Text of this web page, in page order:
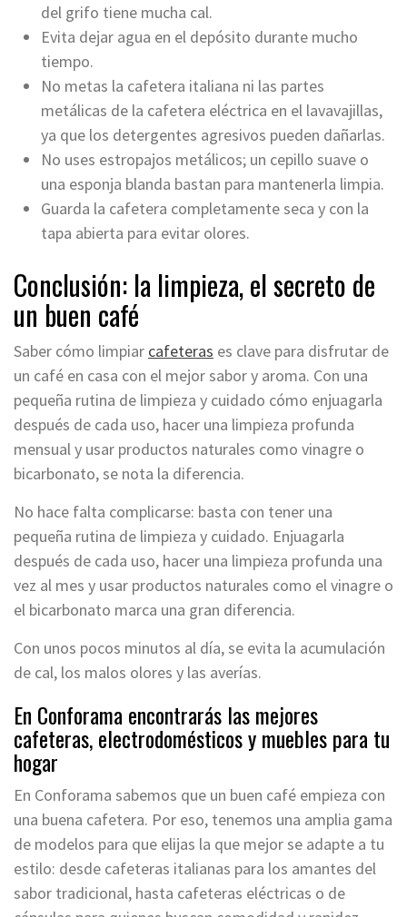
del grifo tiene mucha cal.
Evita dejar agua en el depósito durante mucho
tiempo.
No metas la cafetera italiana ni las partes
metálicas de la cafetera eléctrica en el lavavajillas,
ya que los detergentes agresivos pueden dañarlas.
No uses estropajos metálicos; un cepillo suave o
una esponja blanda bastan para mantenerla limpia.
Guarda la cafetera completamente seca y con la
tapa abierta para evitar olores.
Conclusión: la limpieza, el secreto de
un buen café
Saber cómo limpiar cafeteras es clave para disfrutar de
un café en casa con el mejor sabor y aroma. Con una
pequeña rutina de limpieza y cuidado cómo enjuagarla
después de cada uso, hacer una limpieza profunda
mensual y usar productos naturales como vinagre o
bicarbonato, se nota la diferencia.
No hace falta complicarse: basta con tener una
pequeña rutina de limpieza y cuidado. Enjuagarla
después de cada uso, hacer una limpieza profunda una
vez al mes y usar productos naturales como el vinagre o
el bicarbonato marca una gran diferencia.
Con unos pocos minutos al día, se evita la acumulación
de cal, los malos olores y las averías.
En Conforama encontrarás las mejores
cafeteras, electrodomésticos y muebles para tu
hogar
En Conforama sabemos que un buen café empieza con
una buena cafetera. Por eso, tenemos una amplia gama
de modelos para que elijas la que mejor se adapte a tu
estilo: desde cafeteras italianas para los amantes del
sabor tradicional, hasta cafeteras eléctricas o de